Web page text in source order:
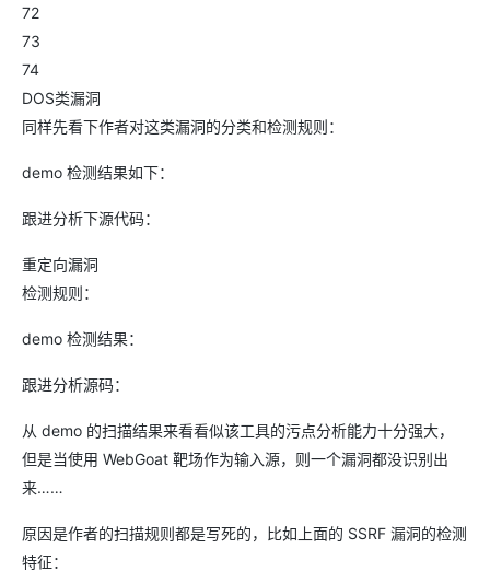
72
73
74
DOS类漏洞
同样先看下作者对这类漏洞的分类和检测规则：
demo 检测结果如下：
跟进分析下源代码：
重定向漏洞
检测规则：
demo 检测结果：
跟进分析源码：
从 demo 的扫描结果来看看似该工具的污点分析能力十分强大，
但是当使用 WebGoat 靶场作为输入源，则一个漏洞都没识别出
来……
原因是作者的扫描规则都是写死的，比如上面的 SSRF 漏洞的检测
特征：